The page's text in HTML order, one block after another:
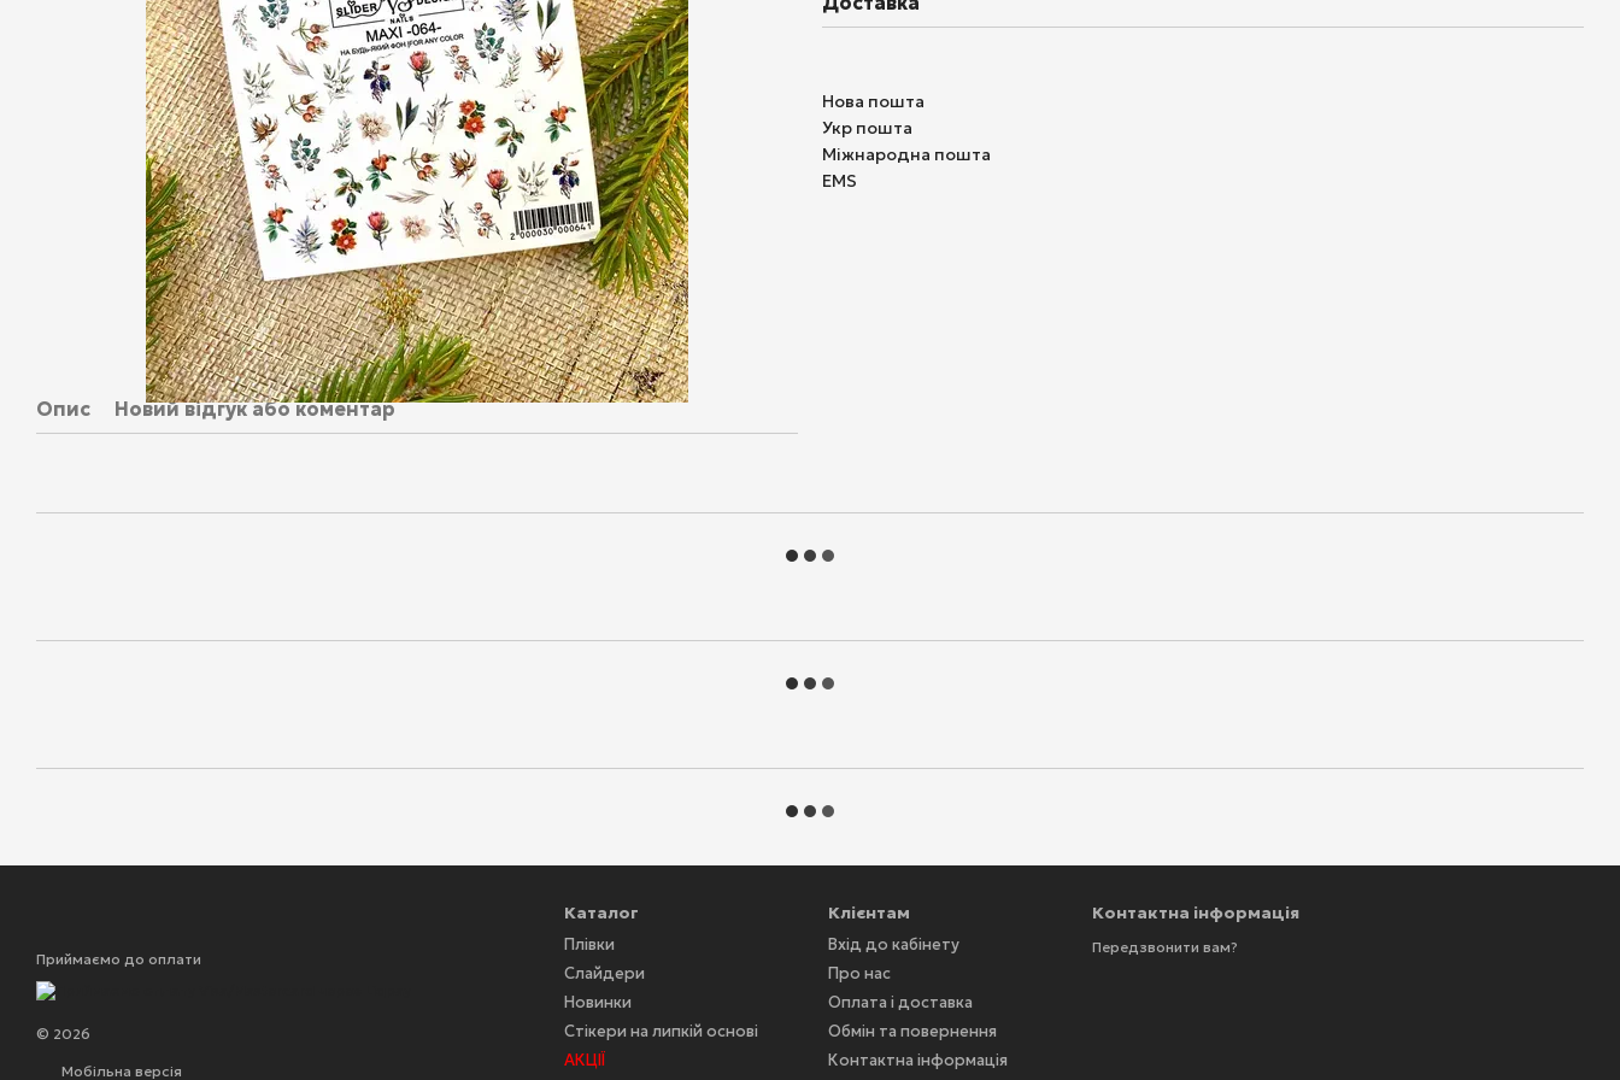
Опис Новий відгук або коментар
Нова пошта
Укр пошта
Міжнародна пошта
EMS
Приймаємо до оплати
© 2026
Мобільна версія
Каталог
Плівки
Слайдери
Новинки
Стікери на липкій основі
АКЦІЇ
Клієнтам
Вхід до кабінету
Про нас
Оплата і доставка
Обмін та повернення
Контактна інформація
Контактна інформація
Передзвонити вам?